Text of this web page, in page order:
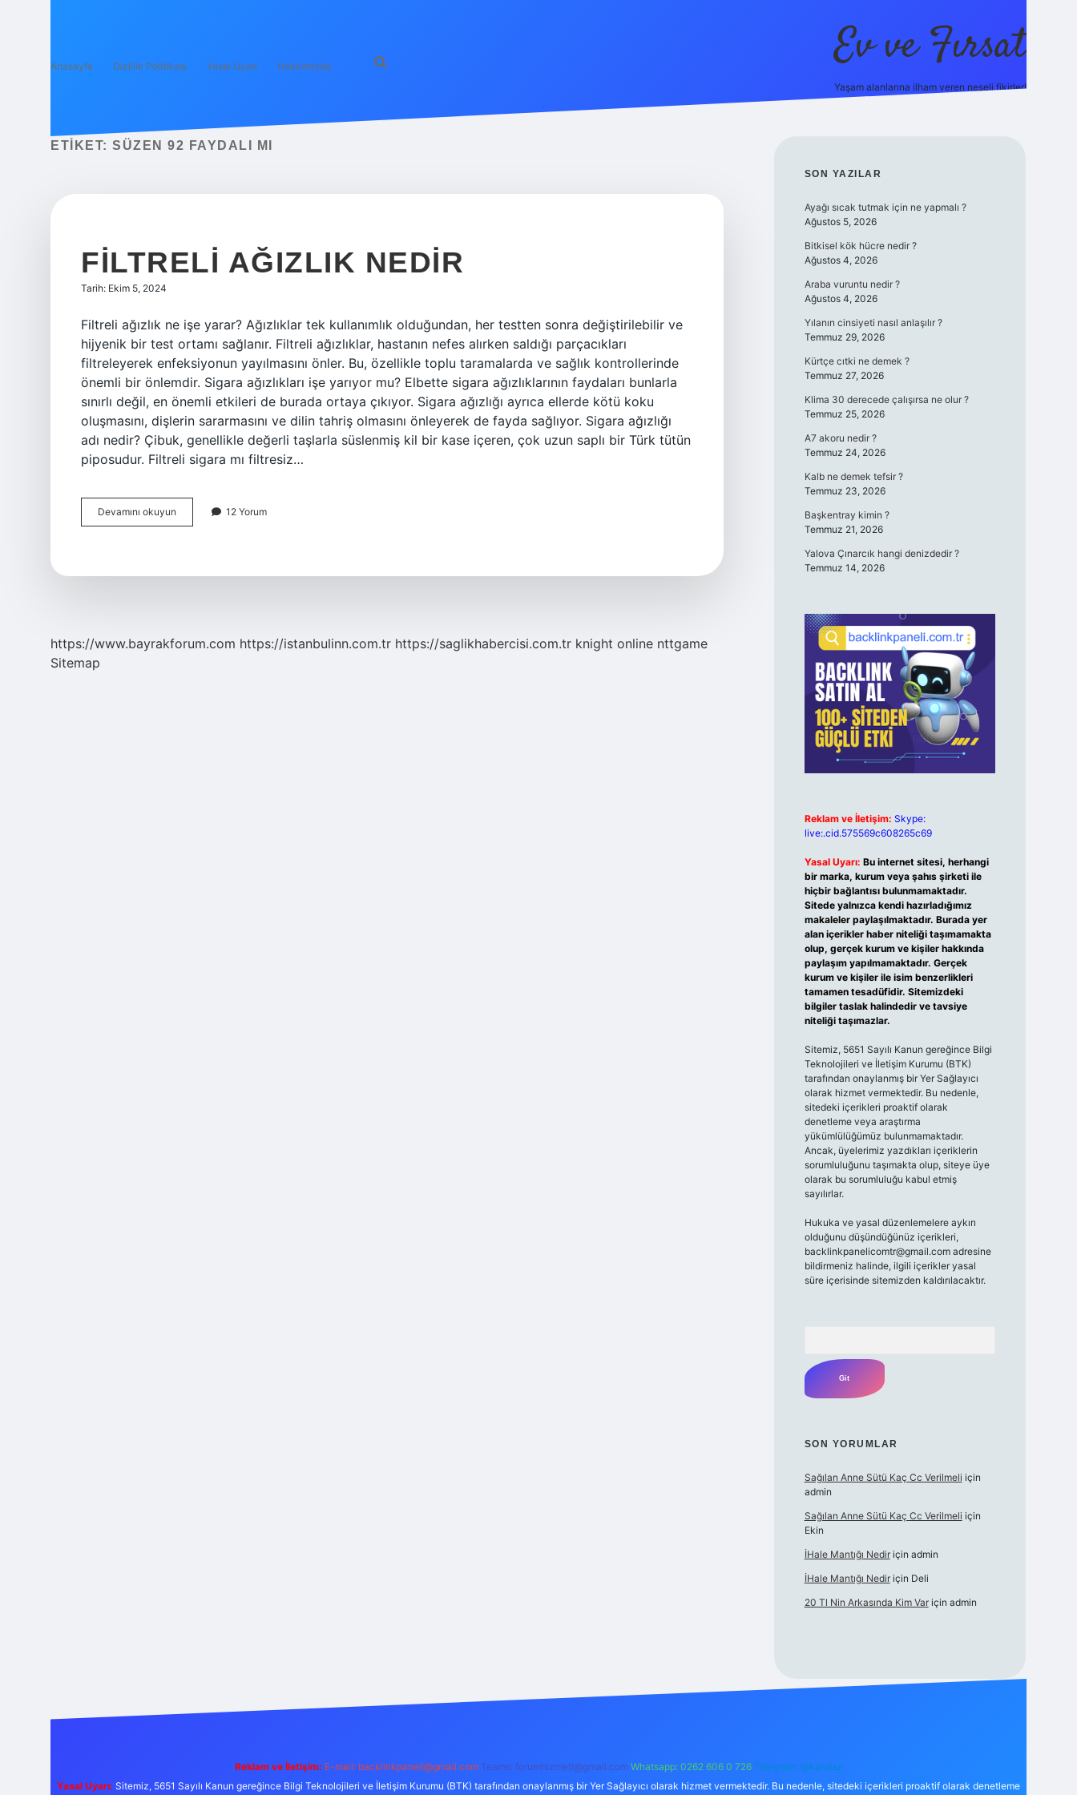
Anasayfa Gizlilik Politikası Yasal Uyarı Hakkımızda Ev ve Fırsat
Yaşam alanlarına ilham veren neşeli fikirler!
ETIKET: SÜZEN 92 FAYDALI MI
FILTRELI AĞIZLIK NEDIR
Tarih: Ekim 5, 2024
Filtreli ağızlık ne işe yarar? Ağızlıklar tek kullanımlık olduğundan, her testten sonra değiştirilebilir ve
hijyenik bir test ortamı sağlanır. Filtreli ağızlıklar, hastanın nefes alırken saldığı parçacıkları
filtreleyerek enfeksiyonun yayılmasını önler. Bu, özellikle toplu taramalarda ve sağlık kontrollerinde
önemli bir önlemdir. Sigara ağızlıkları işe yarıyor mu? Elbette sigara ağızlıklarının faydaları bunlarla
sınırlı değil, en önemli etkileri de burada ortaya çıkıyor. Sigara ağızlığı ayrıca ellerde kötü koku
oluşmasını, dişlerin sararmasını ve dilin tahriş olmasını önleyerek de fayda sağlıyor. Sigara ağızlığı
adı nedir? Çibuk, genellikle değerli taşlarla süslenmiş kil bir kase içeren, çok uzun saplı bir Türk tütün
piposudur. Filtreli sigara mı filtresiz…
Devamını okuyun
Ağızlık
12 Yorum
https://www.bayrakforum.com https://istanbulinn.com.tr https://saglikhabercisi.com.tr knight online nttgame
Sitemap
SIDEBAR
SON YAZILAR
Ayağı sıcak tutmak için ne yapmalı ?
Ağustos 5, 2026
Bitkisel kök hücre nedir ?
Ağustos 4, 2026
Araba vuruntu nedir ?
Ağustos 4, 2026
Yılanın cinsiyeti nasıl anlaşılır ?
Temmuz 29, 2026
Kürtçe cıtki ne demek ?
Temmuz 27, 2026
Klima 30 derecede çalışırsa ne olur ?
Temmuz 25, 2026
A7 akoru nedir ?
Temmuz 24, 2026
Kalb ne demek tefsir ?
Temmuz 23, 2026
Başkentray kimin ?
Temmuz 21, 2026
Yalova Çınarcık hangi denizdedir ?
Temmuz 14, 2026
Reklam ve İletişim: Skype:
live:.cid.575569c608265c69
Yasal Uyarı: Bu internet sitesi, herhangi
bir marka, kurum veya şahıs şirketi ile
hiçbir bağlantısı bulunmamaktadır.
Sitede yalnızca kendi hazırladığımız
makaleler paylaşılmaktadır. Burada yer
alan içerikler haber niteliği taşımamakta
olup, gerçek kurum ve kişiler hakkında
paylaşım yapılmamaktadır. Gerçek
kurum ve kişiler ile isim benzerlikleri
tamamen tesadüfidir. Sitemizdeki
bilgiler taslak halindedir ve tavsiye
niteliği taşımazlar.
Sitemiz, 5651 Sayılı Kanun gereğince Bilgi
Teknolojileri ve İletişim Kurumu (BTK)
tarafından onaylanmış bir Yer Sağlayıcı
olarak hizmet vermektedir. Bu nedenle,
sitedeki içerikleri proaktif olarak
denetleme veya araştırma
yükümlülüğümüz bulunmamaktadır.
Ancak, üyelerimiz yazdıkları içeriklerin
sorumluluğunu taşımakta olup, siteye üye
olarak bu sorumluluğu kabul etmiş
sayılırlar.
Hukuka ve yasal düzenlemelere aykırı
olduğunu düşündüğünüz içerikleri,
backlinkpanelicomtr@gmail.comadresine
bildirmeniz halinde, ilgili içerikler yasal
süre içerisinde sitemizden kaldırılacaktır.
SON YORUMLAR
Sağılan Anne Sütü Kaç Cc Verilmeli için
admin
Sağılan Anne Sütü Kaç Cc Verilmeli için
Ekin
İHale Mantığı Nediriçin admin
İHale Mantığı Nediriçin Deli
20 Tl Nin Arkasında Kim Variçin admin
Reklam ve İletişim: E-mail: backlinkpaneli@gmail.com Teams: forumhizmeti@gmail.com Whatsapp: 0262 606 0 726 Telegram: @karabul
Yasal Uyarı: Sitemiz, 5651 Sayılı Kanun gereğince Bilgi Teknolojileri ve İletişim Kurumu (BTK) tarafından onaylanmış bir Yer Sağlayıcı olarak hizmet vermektedir. Bu nedenle, sitedeki içerikleri proaktif olarak denetleme